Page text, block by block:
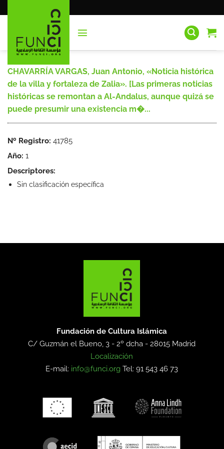
al
CHAVARRÍA VARGAS, Juan Antonio, «Noticia histórica
de la villa y fortaleza de Zalia». [Las primeras noticias
históricas se remontan a Al-Andalus, aunque quizá se
puede presumir una existencia m�...
Nº Registro: 41785
Año: 1
Descriptores:
Sin clasificación específica
Fundación de Cultura Islámica
C/ Guzmán el Bueno, 3 - 2º dcha -28015 Madrid
Localización
E-mail: info@funci.org Tel: 91 543 46 73